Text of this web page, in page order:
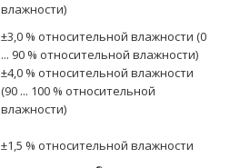
влажности)
±3,0 % относительной влажности (0
... 90 % относительной влажности)
±4,0 % относительной влажности
(90 ... 100 % относительной
влажности)
±1,5 % относительной влажности